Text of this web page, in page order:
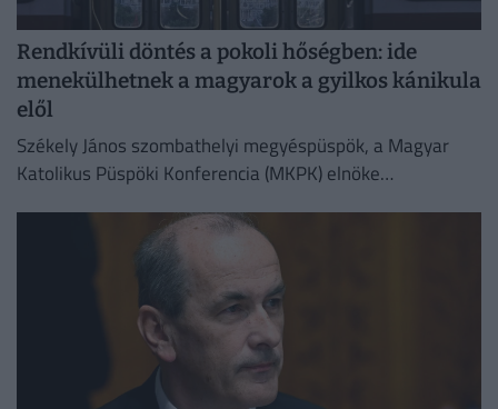
Rendkívüli döntés a pokoli hőségben: ide
menekülhetnek a magyarok a gyilkos kánikula
elől
Székely János szombathelyi megyéspüspök, a Magyar
Katolikus Püspöki Konferencia (MKPK) elnöke
megnyitását kérte a nap legmelegebb óráiban